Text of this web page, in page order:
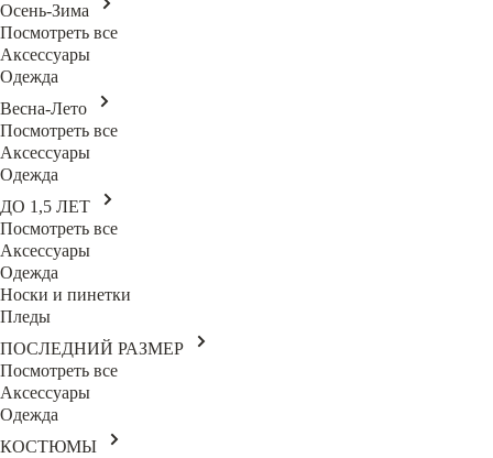
Осень-Зима
Посмотреть все
Аксессуары
Одежда
Весна-Лето
Посмотреть все
Аксессуары
Одежда
ДО 1,5 ЛЕТ
Посмотреть все
Аксессуары
Одежда
Носки и пинетки
Пледы
ПОСЛЕДНИЙ РАЗМЕР
Посмотреть все
Аксессуары
Одежда
КОСТЮМЫ